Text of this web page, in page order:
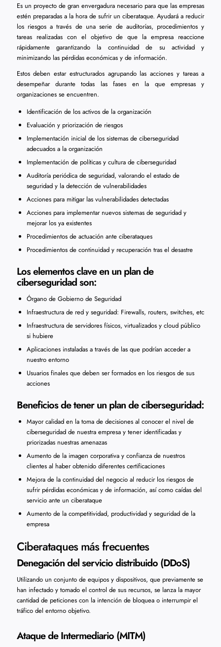
Es un proyecto de gran envergadura necesario para que las empresas
estén preparadas a la hora de sufrir un ciberataque. Ayudará a reducir
los riesgos a través de una serie de auditorías, procedimientos y
tareas realizadas con el objetivo de que la empresa reaccione
rápidamente garantizando la continuidad de su actividad y
minimizando las pérdidas económicas y de información.
Estos deben estar estructurados agrupando las acciones y tareas a
desempeñar durante todas las fases en la que empresas y
organizaciones se encuentren.
Identificación de los activos de la organización
Evaluación y priorización de riesgos
Implementación inicial de los sistemas de ciberseguridad
adecuados a la organización
Implementación de políticas y cultura de ciberseguridad
Auditoría periódica de seguridad, valorando el estado de
seguridad y la detección de vulnerabilidades
Acciones para mitigar las vulnerabilidades detectadas
Acciones para implementar nuevos sistemas de seguridad y
mejorar los ya existentes
Procedimientos de actuación ante ciberataques
Procedimientos de continuidad y recuperación tras el desastre
Los elementos clave en un plan de
ciberseguridad son:
Órgano de Gobierno de Seguridad
Infraestructura de red y seguridad: Firewalls, routers, switches, etc
Infraestructura de servidores físicos, virtualizados y cloud público
si hubiere
Aplicaciones instaladas a través de las que podrían acceder a
nuestro entorno
Usuarios finales que deben ser formados en los riesgos de sus
acciones
Beneficios de tener un plan de ciberseguridad:
Mayor calidad en la toma de decisiones al conocer el nivel de
ciberseguridad de nuestra empresa y tener identificadas y
priorizadas nuestras amenazas
Aumento de la imagen corporativa y confianza de nuestros
clientes al haber obtenido diferentes certificaciones
Mejora de la continuidad del negocio al reducir los riesgos de
sufrir pérdidas económicas y de información, así como caídas del
servicio ante un ciberataque
Aumento de la competitividad, productividad y seguridad de la
empresa
Ciberataques más frecuentes
Denegación del servicio distribuido (DDoS)
Utilizando un conjunto de equipos y dispositivos, que previamente se
han infectado y tomado el control de sus recursos, se lanza la mayor
cantidad de peticiones con la intención de bloquea o interrumpir el
tráfico del entorno objetivo.
Ataque de Intermediario (MITM)